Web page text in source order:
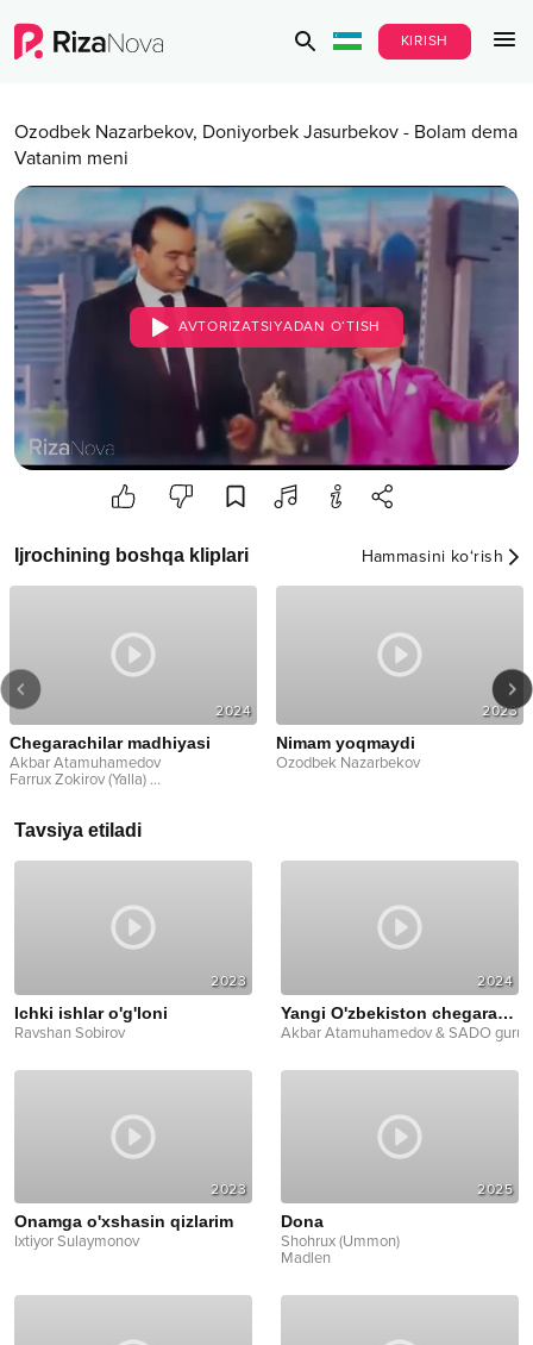
KIRISH
Ozodbek Nazarbekov, Doniyorbek Jasurbekov - Bolam dema
Vatanim meni
AVTORIZATSIYADAN O‘TISH
Ijrochining boshqa kliplari Hammasini ko‘rish
2024
Chegarachilar madhiyasi
Akbar Atamuhamedov
Farrux Zokirov (Yalla) ...
2023
Nimam yoqmaydi
Ozodbek Nazarbekov
Tavsiya etiladi
2023
Ichki ishlar o'g'loni
Ravshan Sobirov
2024
Yangi O'zbekiston chegarachilari
Akbar Atamuhamedov & SADO
2023
Onamga o'xshasin qizlarim
Ixtiyor Sulaymonov
2025
Dona
Shohrux (Ummon)
Madlen